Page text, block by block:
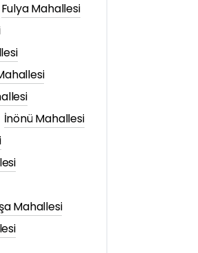
Fulya Mahallesi
İnönü Mahallesi
Mahallesi